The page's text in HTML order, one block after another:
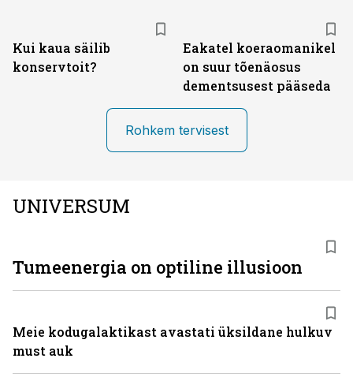
Kui kaua säilib
konservtoit?
Eakatel koeraomanikel
on suur tõenäosus
dementsusest pääseda
Rohkem tervisest
UNIVERSUM
Tumeenergia on optiline illusioon
Meie kodugalaktikast avastati üksildane hulkuv
must auk